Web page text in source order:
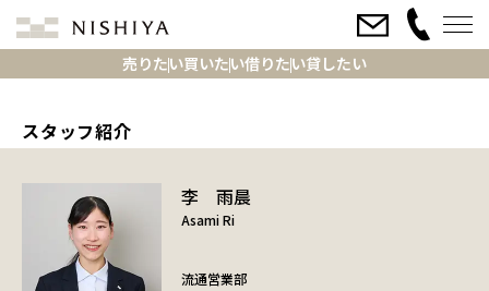
売りたい買いたい借りたい貸したい
スタッフ紹介
李 雨晨
Asami Ri
流通営業部